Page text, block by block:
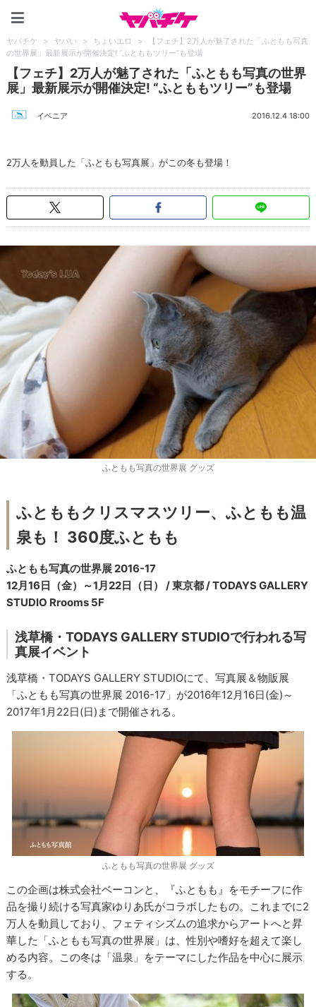
ヤバチケ > ヤバい > ちょいエロ >
【フェチ】2万人が魅了された「ふともも写真
の世界展」最新展示が開催決定! “ふとももツリー”も登場
【フェチ】2万人が魅了された「ふともも写真の世界
展」最新展示が開催決定! “ふとももツリー”も登場
イベニア 2016.12.4 18:00
2万人を動員した「ふともも写真展」がこの冬も登場！
ふともも写真の世界展 グッズ
ふとももクリスマスツリー、ふともも温
泉も！ 360度ふともも
ふともも写真の世界展 2016-17
12月16日（金）～1月22日（日） / 東京都 / TODAYS GALLERY
STUDIO Rrooms 5F
浅草橋・TODAYS GALLERY STUDIOで行われる写
真展イベント
浅草橋・TODAYS GALLERY STUDIOにて、写真展＆物販展
「ふともも写真の世界展 2016-17」が2016年12月16日(金)～
2017年1月22日(日)まで開催される。
ふともも写真の世界展 グッズ
この企画は株式会社ベーコンと、『ふともも』をモチーフに作
品を撮り続ける写真家ゆりあ氏がコラボしたもの。これまでに2
万人を動員しており、フェティシズムの追求からアートへと昇
華した「ふともも写真の世界展」は、性別や嗜好を超えて楽し
める内容。この冬は「温泉」をテーマにした作品を中心に展示
する。